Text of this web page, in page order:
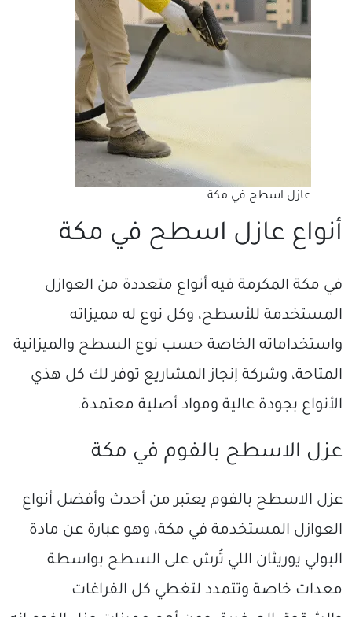
عازل اسطح في مكة
أنواع عازل اسطح في مكة
في مكة المكرمة فيه أنواع متعددة من العوازل
المستخدمة للأسطح، وكل نوع له مميزاته
واستخداماته الخاصة حسب نوع السطح والميزانية
المتاحة، وشركة إنجاز المشاريع توفر لك كل هذي
الأنواع بجودة عالية ومواد أصلية معتمدة.
عزل الاسطح بالفوم في مكة
عزل الاسطح بالفوم يعتبر من أحدث وأفضل أنواع
العوازل المستخدمة في مكة، وهو عبارة عن مادة
البولي يوريثان اللي تُرش على السطح بواسطة
معدات خاصة وتتمدد لتغطي كل الفراغات